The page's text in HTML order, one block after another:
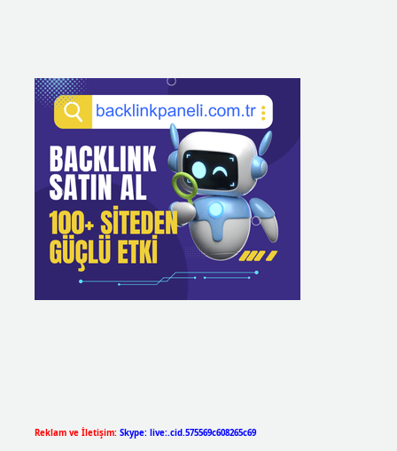
Reklam ve İletişim: Skype: live:.cid.575569c608265c69